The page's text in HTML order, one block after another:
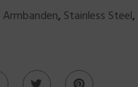
Armbanden, Stainless Steel,